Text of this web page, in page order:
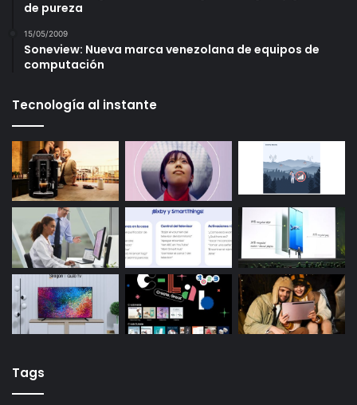
de pureza
15/05/2009
Soneview: Nueva marca venezolana de equipos de
computación
Tecnología al instante
Tags